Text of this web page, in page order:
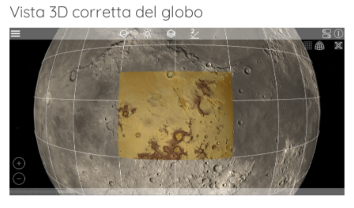
Vista 3D corretta del globo